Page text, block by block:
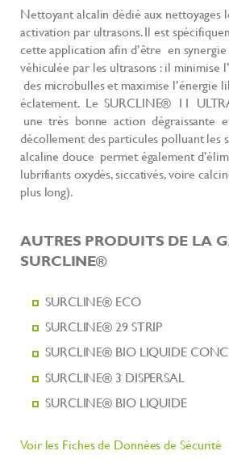
Nettoyant alcalin dédié aux nettoyages
activation par ultrasons. Il est
cette application afin d’être en synergie
véhiculée par les ultrasons : il minimise
des microbulles et maximise l’énergie
éclatement. Le SURCLINE® 11
une très bonne action dégraissante
décollement des particules polluant les
alcaline douce permet également
lubrifiants oxydés, siccativés, voire
plus long).
AUTRES PRODUITS DE LA
SURCLINE®
SURCLINE® ECO
SURCLINE® 29 STRIP
SURCLINE® BIO LIQUIDE
SURCLINE® 3 DISPERSAL
SURCLINE® BIO LIQUIDE
Voir les Fiches de Données de Sécurité